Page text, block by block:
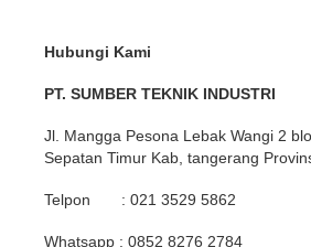
Hubungi Kami
PT. SUMBER TEKNIK INDUSTRI
Jl. Mangga Pesona Lebak Wangi 2
Sepatan Timur Kab, tangerang
Telpon : 021 3529 5862
Whatsapp : 0852 8276 2784